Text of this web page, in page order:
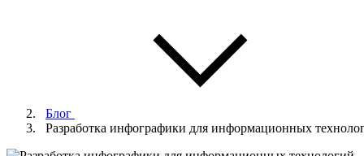
Блог
Разработка инфографики для информационных